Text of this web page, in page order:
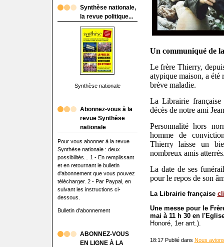
Synthèse nationale,
la revue politique...
Synthèse nationale
Abonnez-vous à la
revue Synthèse
nationale
Pour vous abonner à la revue
Synthèse nationale : deux
possibilités... 1 - En remplissant
et en retournant le bulletin
d'abonnement que vous pouvez
télécharger. 2 - Par Paypal, en
suivant les instructions ci-
dessous.
Bulletin d'abonnement
ABONNEZ-VOUS
EN LIGNE À LA
Un communiqué de
Le frère Thierry,
atypique maison, a été
brève maladie.
La Librairie française
décès de notre ami
Personnalité hors
homme de
Thierry laisse un
nombreux amis
La date de ses
pour le repos de son
La Librairie française
Une messe pour le
mai à 11 h 30 en
Honoré, 1er arrt.).
18:17 Publié dans Nous